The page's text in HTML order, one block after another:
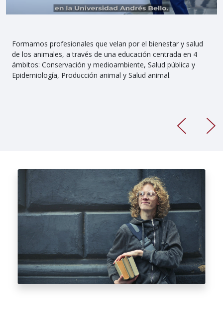
Formamos profesionales que velan por el bienestar y salud
de los animales, a través de una educación centrada en 4
ámbitos: Conservación y medioambiente, Salud pública y
Epidemiología, Producción animal y Salud animal.